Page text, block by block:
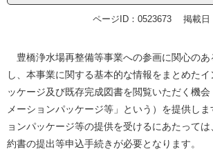
ページID：0523673 掲載日
豊橋浄水場再整備等事業への参画に関心のあ
し、本事業に関する基本的な情報をまとめた
ッケージ及び既存完成図書を閲覧いただく機
メーションパッケージ等」という）を提供し
ョンパッケージ等の提供を受けるにあたって
約書の提出等申込手続きが必要となります。